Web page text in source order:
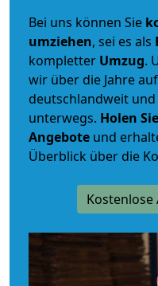
Bei uns können Sie
umziehen, sei es als
kompletter Umzug.
wir über die Jahre
deutschlandweit
unterwegs. Holen
Angebote und
Überblick über die